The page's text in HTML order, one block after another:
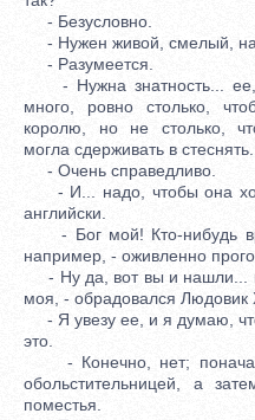
- Безусловно.
- Нужен живой, смелый,
- Разумеется.
- Нужна знатность... ее,
много, ровно столько,
королю, но не столько,
могла сдерживать в стеснять.
- Очень справедливо.
- И... надо, чтобы она
английски.
- Бог мой! Кто-нибудь
например, - оживленно
- Ну да, вот вы и нашли...
моя, - обрадовался Людовик
- Я увезу ее, и я думаю,
это.
- Конечно, нет;
обольстительницей, а
поместья.